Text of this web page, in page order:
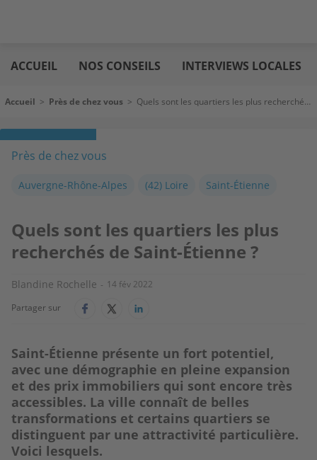
au
contenu
immo
ACCUEIL NOS CONSEILS INTERVIEWS LOCALES
Fil d'Ariane
Accueil > Près de chez vous > Quels sont les quartiers les plus recherchés de Saint-Étienne ?
Près de chez vous
Auvergne-Rhône-Alpes (42) Loire Saint-Étienne
Quels sont les quartiers les plus
recherchés de Saint-Étienne ?
Blandine Rochelle
14 fév 2022
Partager sur
Saint-Étienne présente un fort potentiel,
avec une démographie en pleine expansion
et des prix immobiliers qui sont encore très
accessibles. La ville connaît de belles
transformations et certains quartiers se
distinguent par une attractivité particulière.
Voici lesquels.